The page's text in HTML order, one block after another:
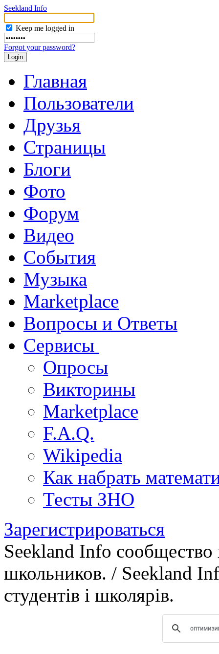
Seekland Info
Keep me logged in
Forgot your password?
Главная
Пользователи
Друзья
Страницы
Блоги
Фото
Форум
Видео
События
Музыка
Marketplace
Вопросы и Ответы
Сервисы
Опросы
Викторины
Marketplace
F.A.Q.
Wikipedia
Как набрать
Тесты ЗНО
Зарегистрироваться
Seekland Info
школьников. / Seekland
студентів і школярів.